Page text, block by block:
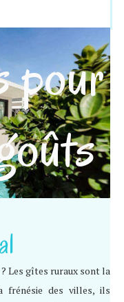
pour
Les gîtes ruraux sont la
frénésie des villes, ils